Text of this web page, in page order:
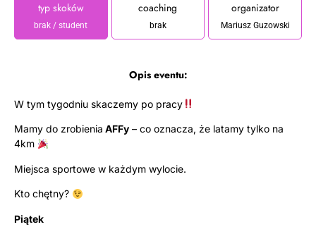
typ skoków
brak / student
coaching
brak
organizator
Mariusz Guzowski
Opis eventu:
W tym tygodniu skaczemy po pracy
Mamy do zrobienia AFFy – co oznacza, że latamy tylko na
4km
Miejsca sportowe w każdym wylocie.
Kto chętny?
Piątek